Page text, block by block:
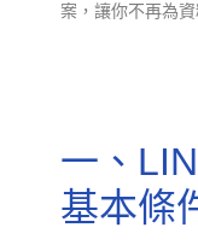
案，讓你不再為資
一、
基本條